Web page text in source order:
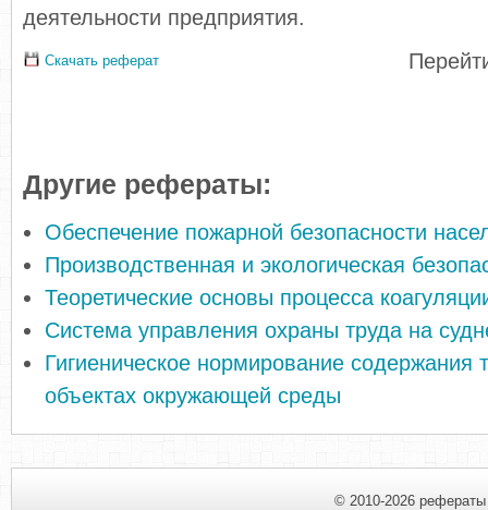
деятельности предприятия.
Скачать реферат
Другие рефераты:
Обеспечение пожарной безопасности
Производственная и экологическая
Теоретические основы процесса
Система управления охраны труда на
Гигиеническое нормирование содержания
объектах окружающей среды
© 2010-2026 рефераты